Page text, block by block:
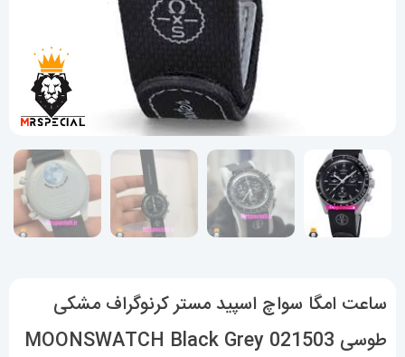
ساعت امگا سواچ اسپید مستر کرنوگراف مشکی
طوسی 021503 MOONSWATCH Black Grey